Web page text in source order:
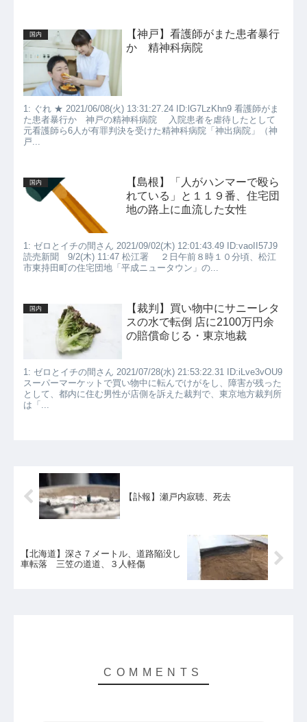
国内
【神戸】看護師がまた患者暴行
か 精神科病院
1: ぐれ ★ 2021/06/08(火) 13:31:27.24 ID:lG7LzKhn9 看護師がま
た患者暴行か 神戸の精神科病院 入院患者を虐待したとして
元看護師ら6人が有罪判決を受けた精神科病院「神出病院」（神
戸...
国内
【島根】「人がハンマーで殴ら
れている」と１１９番、住宅団
地の路上に血流した女性
1: ゼロとイチの間さん 2021/09/02(木) 12:01:43.49 ID:vaoII57J9
読売新聞 9/2(木) 11:47 松江署 ２日午前８時１０分頃、松江
市東持田町の住宅団地「平成ニュータウン」の...
国内
【裁判】買い物中にサニーレタ
スの水で転倒 店に2100万円余
の賠償命じる・東京地裁
1: ゼロとイチの間さん 2021/07/28(水) 21:53:22.31 ID:iLve3vOU9
スーパーマーケットで買い物中に転んでけがをし、障害が残った
として、都内に住む男性が店側を訴えた裁判で、東京地方裁判所
は「...
【訃報】瀬戸内寂聴、死去
【北海道】深さ７メートル、道路陥没し
車転落 三笠の道道、３人軽傷